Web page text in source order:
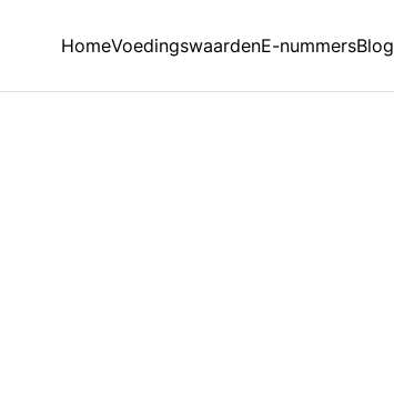
HomeVoedingswaardenE-nummersBlog